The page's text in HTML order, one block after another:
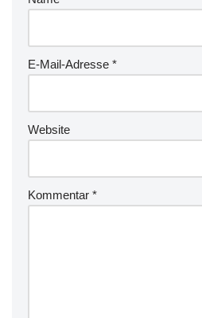
E-Mail-Adresse *
Website
Kommentar *